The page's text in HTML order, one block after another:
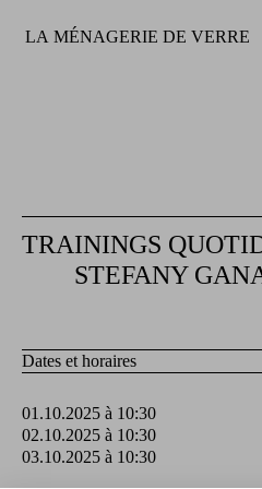
LA MÉNAGERIE DE VERRE
TRAININGS
STEFANY
Dates et horaires
01.10.2025 à 10:30
02.10.2025 à 10:30
03.10.2025 à 10:30